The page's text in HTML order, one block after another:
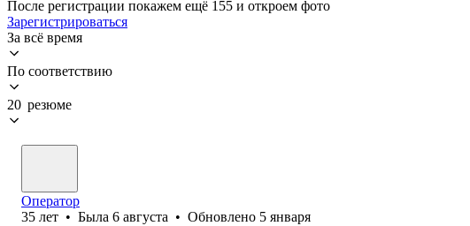
После регистрации покажем ещё 155 и откроем фото
Зарегистрироваться
За всё время
По соответствию
20 резюме
Оператор
35 лет • Была 6 августа • Обновлено 5 января